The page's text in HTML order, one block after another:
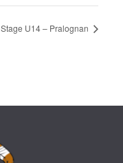
Stage U14 – Pralognan